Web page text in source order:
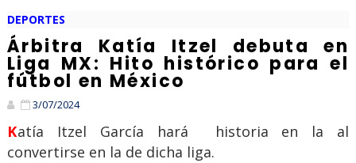
DEPORTES
Árbitra Katía Itzel debuta en
Liga MX: Hito histórico para el
fútbol en México
3/07/2024
Katía Itzel García hará historia en la al
convertirse en la de dicha liga.